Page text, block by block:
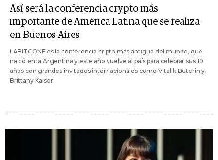
Así será la conferencia crypto más
importante de América Latina que se realiza
en Buenos Aires
LABITCONF es la conferencia cripto más antigua del mundo, que
nació en la Argentina y este año vuelve al país para celebrar sus 10
años con grandes invitados internacionales como Vitalik Buterin y
Brittany Kaiser.